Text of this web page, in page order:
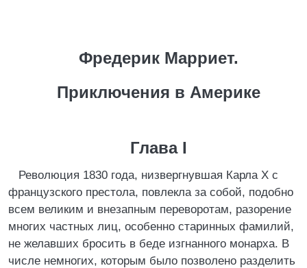
Фредерик Марриет.
Приключения в Америке
Глава I
Революция 1830 года, низвергнувшая Карла X с
французского престола, повлекла за собой, подобно
всем великим и внезапным переворотам, разорение
многих частных лиц, особенно старинных фамилий,
не желавших бросить в беде изгнанного монарха. В
числе немногих, которым было позволено разделить